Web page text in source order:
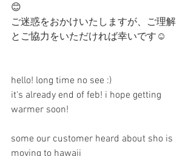
😊
ご迷惑をおかけいたしますが、ご理解
とご協力をいただければ幸いです☺️
hello! long time no see :)
it's already end of feb! i hope getting
warmer soon!
some our customer heard about sho is
moving to hawaii